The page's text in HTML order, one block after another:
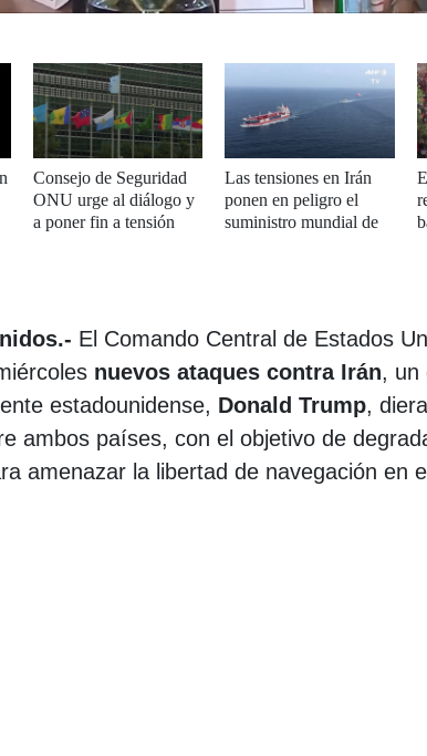
Consejo de Seguridad
ONU urge al diálogo y
a poner fin a tensión
Las tensiones en Irán
ponen en peligro el
suministro mundial de
El Comando Central de Estados
nuevos ataques contra Irán, un
estadounidense, Donald Trump,
ambos países, con el objetivo de
amenazar la libertad de navegación en el